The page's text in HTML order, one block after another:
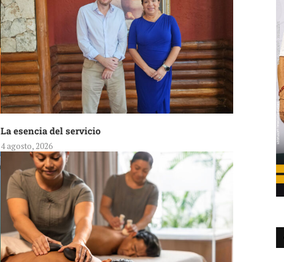
La esencia del servicio
4 agosto, 2026